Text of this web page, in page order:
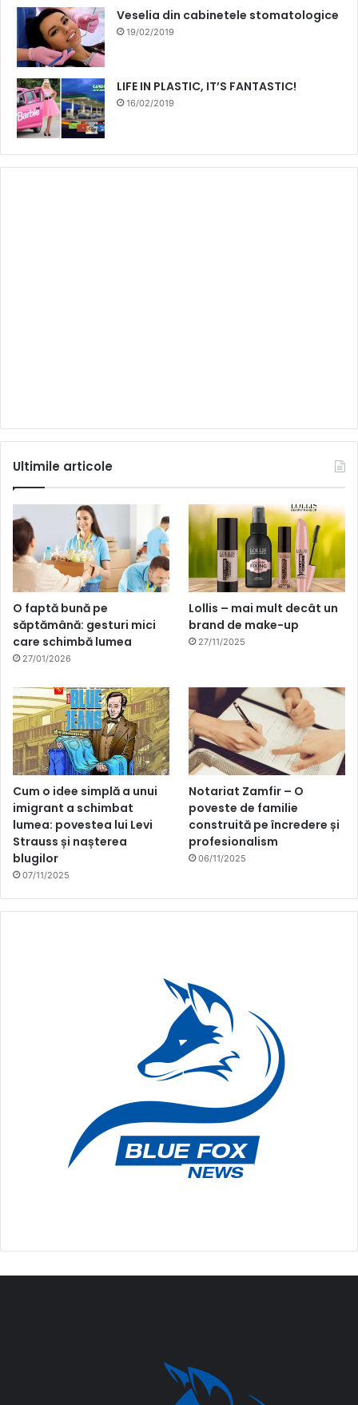
Veselia din cabinetele stomatologice
19/02/2019
LIFE IN PLASTIC, IT’S FANTASTIC!
16/02/2019
Ultimile articole
O faptă bună pe
săptămână: gesturi mici
care schimbă lumea
27/01/2026
Lollis – mai mult decât un
brand de make-up
27/11/2025
Cum o idee simplă a unui
imigrant a schimbat
lumea: povestea lui Levi
Strauss și nașterea
blugilor
07/11/2025
Notariat Zamfir – O
poveste de familie
construită pe încredere și
profesionalism
06/11/2025